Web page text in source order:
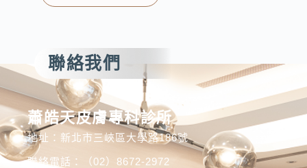
聯絡我們
蕭皓天皮膚專科診所
地址：新北市三峽區大學路186號
聯絡電話：（02）8672-2972